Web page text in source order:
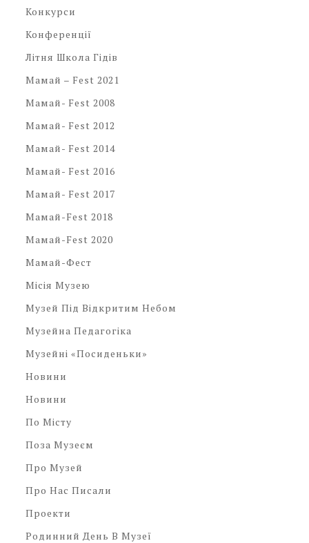
Конкурси
Конференції
Літня Школа Гідів
Мамай – Fest 2021
Мамай- Fest 2008
Мамай- Fest 2012
Мамай- Fest 2014
Мамай- Fest 2016
Мамай- Fest 2017
Мамай-Fest 2018
Мамай-Fest 2020
Мамай-Фест
Місія Музею
Музей Під Відкритим Небом
Музейна Педагогіка
Музейні «посиденьки»
Новини
Новини
По Місту
Поза Музеєм
Про Музей
Про Нас Писали
Проекти
Родинний День В Музеї